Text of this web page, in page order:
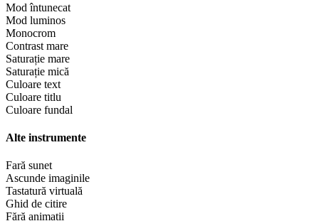
Mod întunecat
Mod luminos
Monocrom
Contrast mare
Saturație mare
Saturație mică
Culoare text
Culoare titlu
Culoare fundal
Alte instrumente
Fară sunet
Ascunde imaginile
Tastatură virtuală
Ghid de citire
Fără animații